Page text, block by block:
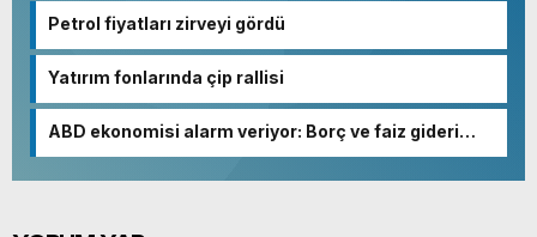
Petrol fiyatları zirveyi gördü
Yatırım fonlarında çip rallisi
ABD ekonomisi alarm veriyor: Borç ve faiz gideri